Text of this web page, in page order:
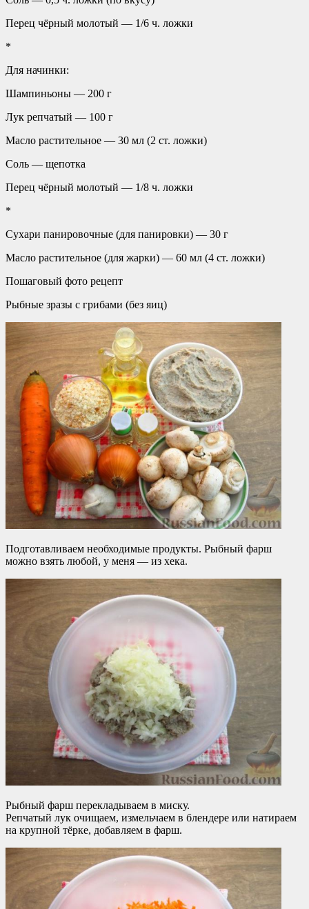
Перец чёрный молотый — 1/6 ч. ложки
*
Для начинки:
Шампиньоны — 200 г
Лук репчатый — 100 г
Масло растительное — 30 мл (2 ст. ложки)
Соль — щепотка
Перец чёрный молотый — 1/8 ч. ложки
*
Сухари панировочные (для панировки) — 30 г
Масло растительное (для жарки) — 60 мл (4 ст. ложки)
Пошаговый фото рецепт
Рыбные зразы с грибами (без яиц)
Подготавливаем необходимые продукты. Рыбный фарш
можно взять любой, у меня — из хека.
Рыбный фарш перекладываем в миску.
Репчатый лук очищаем, измельчаем в блендере или натираем
на крупной тёрке, добавляем в фарш.